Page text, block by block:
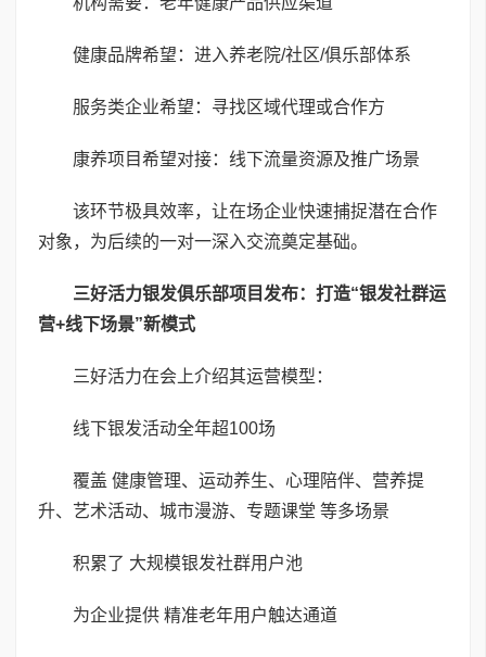
健康品牌希望：进入养老院/社区/俱乐部体系
服务类企业希望：寻找区域代理或合作方
康养项目希望对接：线下流量资源及推广场景
该环节极具效率，让在场企业快速捕捉潜在合作
对象，为后续的一对一深入交流奠定基础。
三好活力银发俱乐部项目发布：打造“银发社群运
营+线下场景”新模式
三好活力在会上介绍其运营模型：
线下银发活动全年超100场
覆盖 健康管理、运动养生、心理陪伴、营养提
升、艺术活动、城市漫游、专题课堂 等多场景
积累了 大规模银发社群用户池
为企业提供 精准老年用户触达通道